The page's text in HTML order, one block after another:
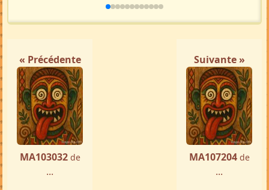
« Précédente
MA103032 de
...
Suivante »
MA107204 de
...